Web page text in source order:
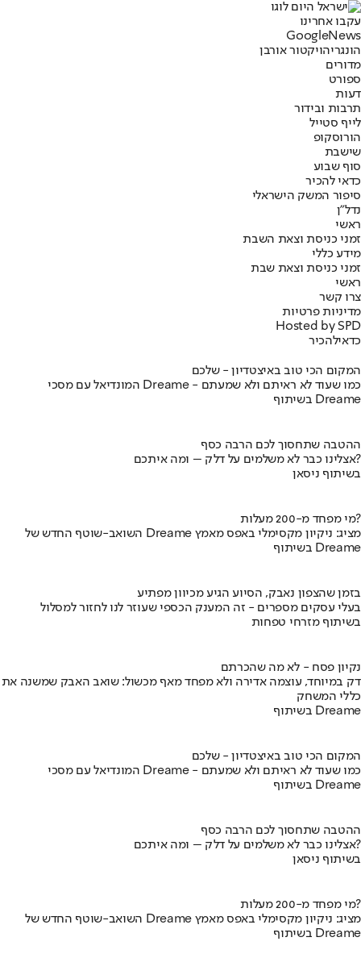
עקבו אחרינו
Googl eNews
הונגריהויקטור אורבן
מדורים
ספורט
דעות
תרבות ובידור
לייף סטייל
הורוסקופ
שישבת
סוף שבוע
כדאי להכיר
סיפור המשק הישראלי
נדל"ן
ראשי
זמני כניסת וצאת השבת
מידע כללי
זמני כניסת וצאת שבת
ראשי
צרו קשר
מדיניות פרטיות
Hosted by SPD
כדאילהכיר
המקום הכי טוב באיצטדיון - שלכם
המונדיאל עם מסכי Dreame - כמו שעוד לא ראיתם ולא שמעתם
בשיתוף Dreame
ההטבה שתחסוך לכם הרבה כסף
אצלינו כבר לא משלמים על דלק – ומה איתכם?
בשיתוף ניסאן
מי מפחד מ-200 מעלות?
השואב-שוטף החדש של Dreame מציג: ניקיון מקסימלי באפס מאמץ
בשיתוף Dreame
בזמן שהצפון נאבק, הסיוע הגיע מכיוון מפתיע
בעלי עסקים מספרים - זה המענק הכספי שעוזר לנו לחזור למסלול
בשיתוף מזרחי טפחות
נקיון פסח - לא מה שהכרתם
דק במיוחד, עוצמה אדירה ולא מפחד מאף מכשול: שואב האבק שמשנה את
כללי המשחק
בשיתוף Dreame
המקום הכי טוב באיצטדיון - שלכם
המונדיאל עם מסכי Dreame - כמו שעוד לא ראיתם ולא שמעתם
בשיתוף Dreame
ההטבה שתחסוך לכם הרבה כסף
אצלינו כבר לא משלמים על דלק – ומה איתכם?
בשיתוף ניסאן
מי מפחד מ-200 מעלות?
השואב-שוטף החדש של Dreame מציג: ניקיון מקסימלי באפס מאמץ
בשיתוף Dreame